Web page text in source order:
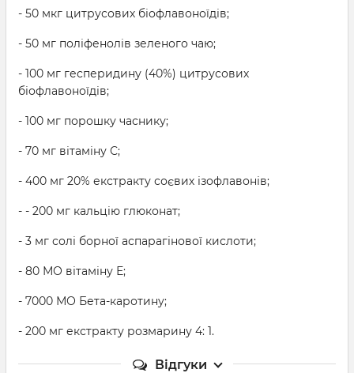
- 50 мкг цитрусових біофлавоноїдів;
- 50 мг поліфенолів зеленого чаю;
- 100 мг гесперидину (40%) цитрусових
біофлавоноїдів;
- 100 мг порошку часнику;
- 70 мг вітаміну С;
- 400 мг 20% екстракту соєвих ізофлавонів;
- - 200 мг кальцію глюконат;
- 3 мг солі борної аспарагінової кислоти;
- 80 МО вітаміну Е;
- 7000 МО Бета-каротину;
- 200 мг екстракту розмарину 4: 1.
Відгуки